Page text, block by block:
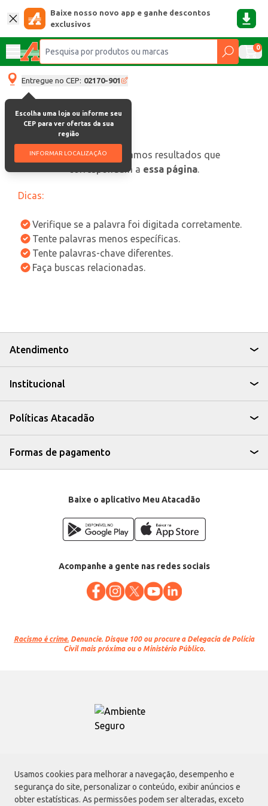
Usamos cookies para melhorar a navegação, desempenho e
segurança do site, personalizar o conteúdo, exibir anúncios e
obter estatísticas. As permissões podem ser alteradas, exceto
Baixe nosso novo app e ganhe descontos
exclusivos
0
Entregue no CEP: 02170-901
Escolha uma loja ou informe seu
CEP para ver ofertas da sua
região
INFORMAR LOCALIZAÇÃO
oops, não encontramos resultados que
correspondam a essa página.
Dicas:
Verifique se a palavra foi digitada corretamente.
Tente palavras menos específicas.
Tente palavras-chave diferentes.
Faça buscas relacionadas.
Atendimento
Institucional
Políticas Atacadão
Formas de pagamento
Baixe o aplicativo Meu Atacadão
Acompanhe a gente nas redes sociais
Racismo é crime. Denuncie. Disque 100 ou procure a Delegacia de Polícia
Civil mais próxima ou o Ministério Público.
Atacadão S.A.
Avenida Morvan Dias de Figueiredo, 6169, Vila Maria, São Paulo - SP | CEP
02170-901 | CNPJ: 75.315.333/0001-09